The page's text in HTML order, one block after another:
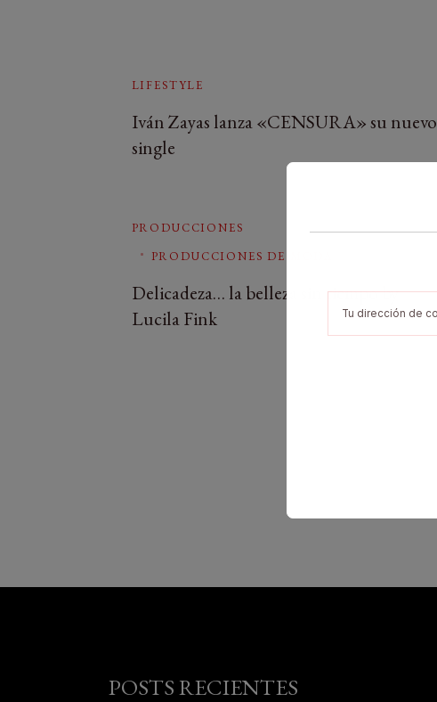
LIFESTYLE
Iván Zayas lanza «CENSURA» su nuevo
single
PRODUCCIONES
PRODUCCIONES DE MODA
Delicadeza… la belleza sin tiempo by
Lucila Fink
POSTS RECIENTES